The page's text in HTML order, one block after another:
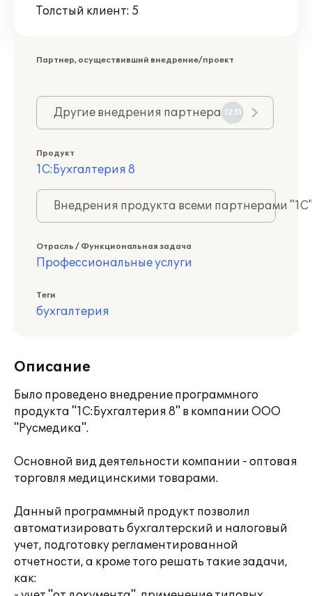
Толстый клиент: 5
Партнер, осуществивший внедрение/проект
Другие внедрения партнера 1251
Продукт
1С:Бухгалтерия 8
Внедрения продукта всеми партнерами
Отрасль / Функциональная задача
Профессиональные услуги
Теги
бухгалтерия
Описание
Было проведено внедрение программного
продукта "1С:Бухгалтерия 8" в компании ООО
"Русмедика".
Основной вид деятельности компании - оптовая
торговля медицинскими товарами.
Данный программный продукт позволил
автоматизировать бухгалтерский и налоговый
учет, подготовку регламентированной
отчетности, а кроме того решать такие задачи,
как: